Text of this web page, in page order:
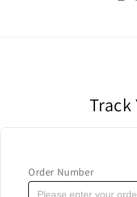
Track
Order Number